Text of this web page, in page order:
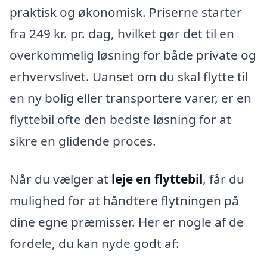
praktisk og økonomisk. Priserne starter
fra 249 kr. pr. dag, hvilket gør det til en
overkommelig løsning for både private og
erhvervslivet. Uanset om du skal flytte til
en ny bolig eller transportere varer, er en
flyttebil ofte den bedste løsning for at
sikre en glidende proces.
Når du vælger at leje en flyttebil, får du
mulighed for at håndtere flytningen på
dine egne præmisser. Her er nogle af de
fordele, du kan nyde godt af: